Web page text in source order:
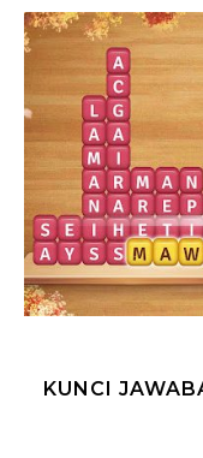
KUNCI